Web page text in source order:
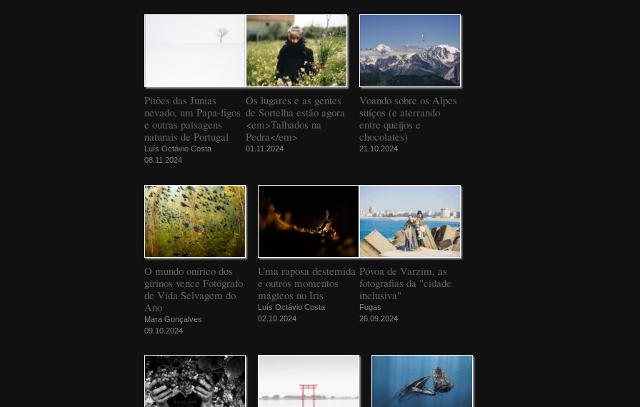
Pitões das Junias
nevado, um Papa-figos
e outras paisagens
naturais de Portugal
Luís Octávio Costa
08.11.2024
Os lugares e as gentes
de Sortelha estão agora
<em>Talhados na
Pedra</em>
01.11.2024
Voando sobre os Alpes
suíços (e aterrando
entre queijos e
chocolates)
21.10.2024
O mundo onírico dos
girinos vence Fotógrafo
de Vida Selvagem do
Ano
Mara Gonçalves
09.10.2024
Uma raposa destemida
e outros momentos
mágicos no Iris
Luís Octávio Costa
02.10.2024
Póvoa de Varzim, as
fotografias da "cidade
inclusiva"
Fugas
26.09.2024